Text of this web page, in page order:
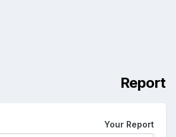
Report
Your Report